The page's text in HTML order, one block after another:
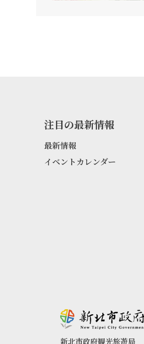
注目の最新情報
最新情報
イベントカレンダー
新北市政府観光旅遊局